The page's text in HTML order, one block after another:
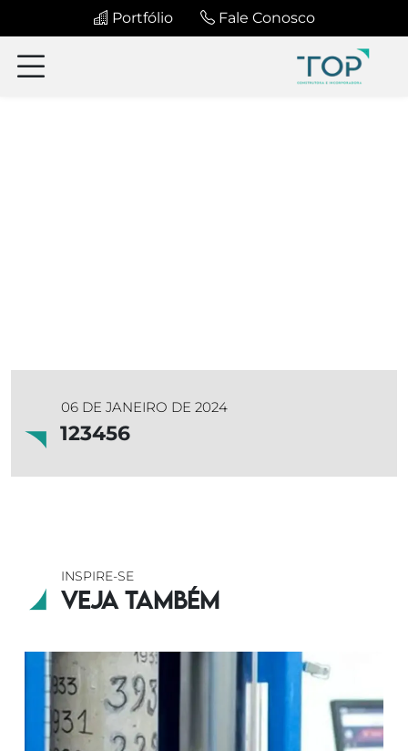
Portfólio Fale Conosco
06 DE JANEIRO DE 2024
123456
INSPIRE-SE
Veja também